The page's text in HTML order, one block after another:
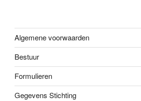
Algemene voorwaarden
Bestuur
Formulieren
Gegevens Stichting